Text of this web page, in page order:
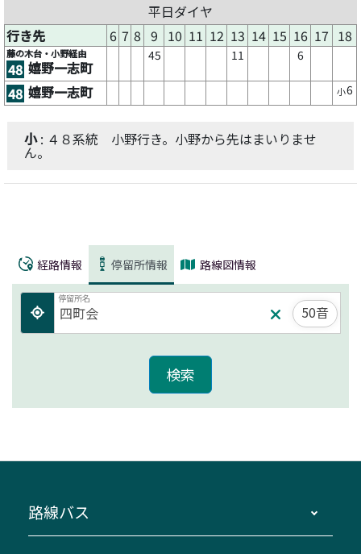
平日ダイヤ
行き先
6 7 8 9 10 11 12 13 14 15 16 17 18
藤の木台・小野経由
48 嬉野一志町
45 11 6
48 嬉野一志町 小6
小: ４８系統 小野行き。小野から先はまいりませ
ん。
経路情報 停留所情報 路線図情報
停留所名
50音
路線バス